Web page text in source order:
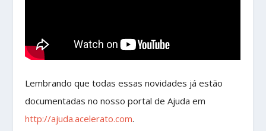
Lembrando que todas essas novidades já estão
documentadas no nosso portal de Ajuda em
http://ajuda.acelerato.com.